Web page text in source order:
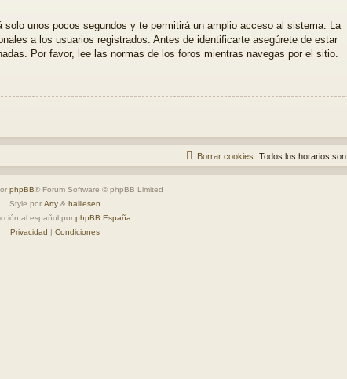
unos pocos segundos y te permitirá un amplio acceso al sistema. La
a los usuarios registrados. Antes de identificarte asegúrete de estar
Por favor, lee las normas de los foros mientras navegas por el sitio.
Todos los horarios son
Borrar cookies
phpBB® Forum Software © phpBB Limited
Style por Arty & halilesen
al español por phpBB España
Privacidad | Condiciones